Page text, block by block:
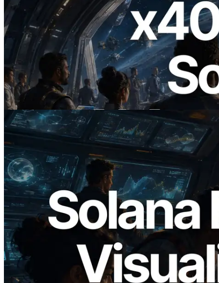
2026.07.04
ERPC lance un RPC Solana compatible
x402 — L'ère où les agents IA paient à la
demande les API dont ils ont besoin
Lire cet article
2026.05.24
Validators Solutions lance le Solana Block
Analyzer — Visualisation du temps de
production de bloc par slot et des